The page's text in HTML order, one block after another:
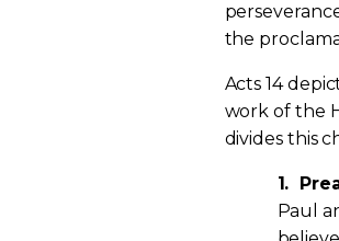
the
Acts 14
work of the
divides this
1.
Paul